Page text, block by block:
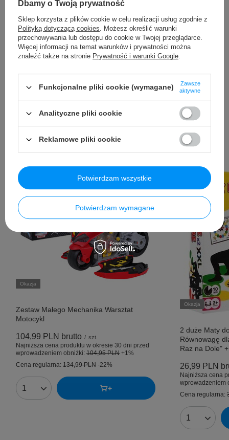
249,99 PLNbrutto / szt.
Najniższa cena produktu w okresie 30 dni przed wprowadzeniem
obniżki:265,78 PLN -5%
Cena regularna:269,99 PLNbrutto -7%
Rekomendowane dla Ciebie
Okazja
Zestaw Małego Mechanika Warsztat
Motocykl
104,99 PLN brutto / szt.
Najniższa cena produktu w okresie 30 dni przed
wprowadzeniem obniżki: 104,95 PLN +1%
Cena regularna: 134,99 PLN -22%
Ilość produktów
Okazja
2 duże Maty
Równowagę
Raz na Dole"
26,99 PLN
Najniższa cena
wprowadzeniem
Cena regularna:
Ilość
Dbamy o Twoją prywatność
Sklep korzysta z plików cookie w celu realizacji usług zgodnie z
Polityką dotyczącą cookies. Możesz określić warunki
przechowywania lub dostępu do cookie w Twojej przeglądarce.
Więcej informacji na temat warunków i prywatności można
znaleźć także na stronie Prywatność i warunki Google.
Funkcjonalne pliki cookie (wymagane)
Zawsze
aktywne
Analityczne pliki cookie
Reklamowe pliki cookie
Potwierdzam wymagane
Potwierdzam wszystkie